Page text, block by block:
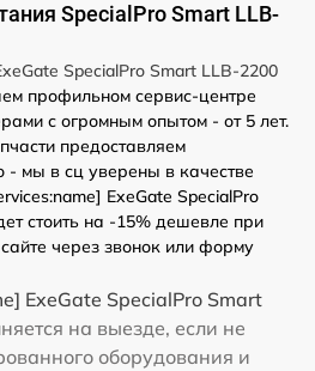
SpecialPro Smart LLB-
SpecialPro Smart LLB-2200
профильном сервис-центре
с огромным опытом - от 5 лет.
предоставляем
мы в сц уверены в качестве
ExeGate SpecialPro
стоить на -15% дешевле при
через звонок или форму
ExeGate SpecialPro Smart
на выезде, если не
оборудования и